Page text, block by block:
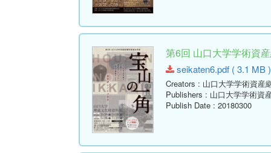
第6回 山口大学学術資
seikaten6.pdf ( 3.1 MB )
Creators : 山口大学学術資産
Publishers : 山口大学学術資
Publish Date : 20180300